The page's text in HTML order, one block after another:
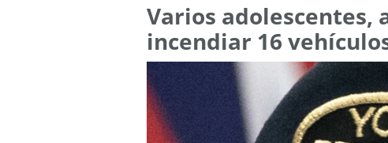
Varios adolescentes,
incendiar 16